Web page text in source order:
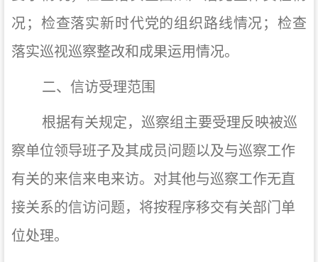
况；检查落实新时代党的组织路线情况；检查
落实巡视巡察整改和成果运用情况。
二、信访受理范围
根据有关规定，巡察组主要受理反映被巡
察单位领导班子及其成员问题以及与巡察工作
有关的来信来电来访。对其他与巡察工作无直
接关系的信访问题，将按程序移交有关部门单
位处理。